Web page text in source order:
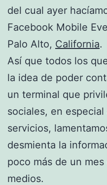
del cual ayer
Facebook Mobile
Palo Alto, California.
Así que todos los
la idea de poder
un terminal que
sociales, en
servicios,
desmienta la
poco más de un
medios.